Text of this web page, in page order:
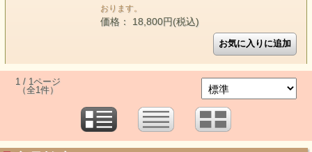
おります。
価格： 18,800円(税込)
1 / 1ページ
（全1件）